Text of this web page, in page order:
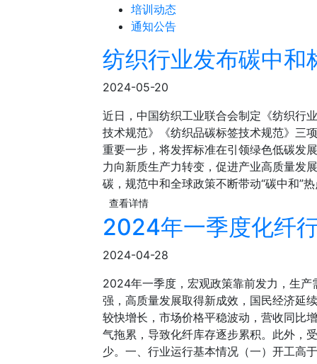
培训动态
通知公告
纺织行业发布碳中和
2024-05-20
近日，中国纺织工业联合会制定《纺织行
技术规范》《纺织品碳标签技术规范》三
重要一步，将发挥标准在引领绿色低碳发
力向新质生产力转变，促进产业高质量发
碳，规范中和全球政策不断带动“碳中和”
查看详情
2024年一季度化纤
2024-04-28
2024年一季度，宏观政策靠前发力，生
强，高质量发展取得新成效，国民经济延
较快增长，市场价格平稳波动，营收同比
气拖累，导致化纤库存逐步累积。此外，
少。一、行业运行基本情况（一）开工高